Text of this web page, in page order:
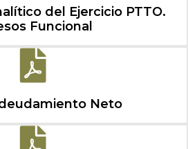
del Ejercicio PTTO.
Funcional
Neto